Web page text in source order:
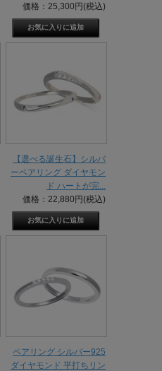
価格：25,300円(税込)
【選べる誕生石】シルバ
ーペアリング ダイヤモン
ド ハートが完...
価格：22,880円(税込)
ペアリング シルバー925
ダイヤモンド 平打ちリン